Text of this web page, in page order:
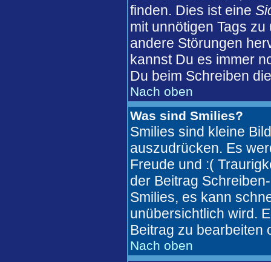
finden. Dies ist eine
mit unnötigen Tags
andere Störungen
kannst Du es immer
Du beim Schreiben
Nach oben
Was sind Smilies?
Smilies sind kleine
auszudrücken. Es
Freude und :(
der Beitrag
Smilies, es kann
unübersichtlich wird.
Beitrag zu bearbeiten
Nach oben